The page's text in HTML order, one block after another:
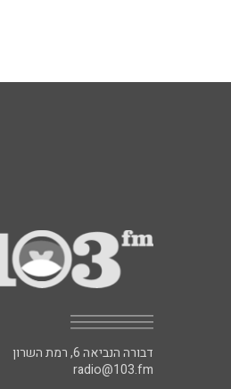
דבורה הנביאה 6, רמת השרון
radio@103.fm